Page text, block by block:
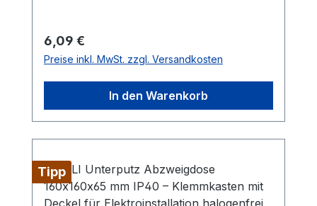
sorgt dafür, dass Ihre Kabel gut geschützt
und ordentlich verlegt sind.
Produktmerkmale: Material: PS-Material,
halogenfrei Schutzart: IP40
Abmessungen: 100 x 100 x 45 mm
Lieferumfang: 1x ARLI Unterputz
Regulärer Preis:
6,09 €
Preise inkl. MwSt. zzgl. Versandkosten
In den Warenkorb
Tipp